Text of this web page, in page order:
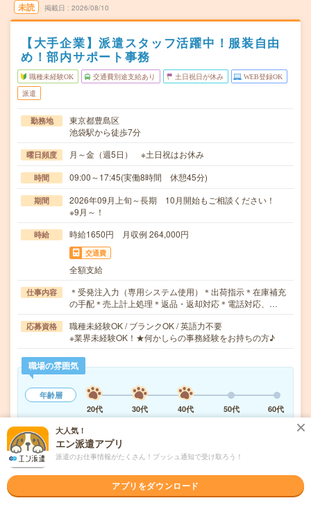
未読 掲載日 2026/08/10
【大手企業】派遣スタッフ活躍中！服装自由
め！部内サポート事務
職種未経験OK 交通費別途支給あり 土日祝日が休み WEB登録OK
派遣
勤務地
東京都豊島区
池袋駅から徒歩7分
曜日頻度 月～金（週5日） ※土日祝はお休み
時間 09:00～17:45(実働8時間 休憩45分)
期間
2026年09月上旬～長期 10月開始もご相談ください！
※9月～！
時給 時給1650円 月収例 264,000円
交通費
全額支給
仕事内容
＊受発注入力（専用システム使用）＊出荷指示＊在庫補充
の手配＊売上計上処理＊返品・返却対応＊電話対応、…
応募資格
職種未経験OK / ブランクOK / 英語力不要
※業界未経験OK！★何かしらの事務経験をお持ちの方♪
職場の雰囲気
年齢層
20代
30代 40代 50代
60代
男女比率
女性
大人気！
エン派遣アプリ
派遣のお仕事情報がたくさん！プッシュ通知で受け取ろう！
アプリをダウンロード